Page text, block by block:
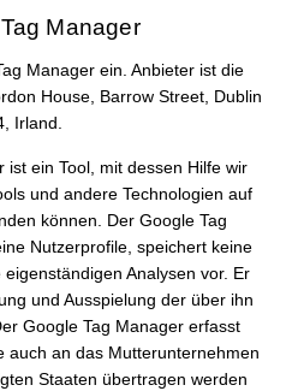
Manager
Manager ein. Anbieter ist die
House, Barrow Street, Dublin
Irland.
ist ein Tool, mit dessen Hilfe wir
und andere Technologien auf
können. Der Google Tag
Nutzerprofile, speichert keine
Analysen vor. Er
und Ausspielung der über ihn
Google Tag Manager erfasst
auch an das Mutterunternehmen
Staaten übertragen werden